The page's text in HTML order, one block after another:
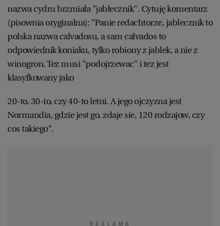
nazwa cydru brzmiała "jabłecznik". Cytuję komentarz
(pisownia oryginalna): "Panie redachtorze, jablecznik to
polska nazwa calvadosu, a sam calvados to
odpowiednik koniaku, tylko robiony z jablek, a nie z
winogron. Tez musi "podojrzewac" i tez jest
klasyfkowany jako
20-to, 30-to, czy 40-to letni. A jego ojczyzna jest
Normandia, gdzie jest go, zdaje sie, 120 rodzajow, czy
cos takiego".